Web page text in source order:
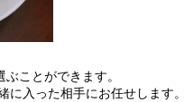
ことができます。
入った相手にお任せします。